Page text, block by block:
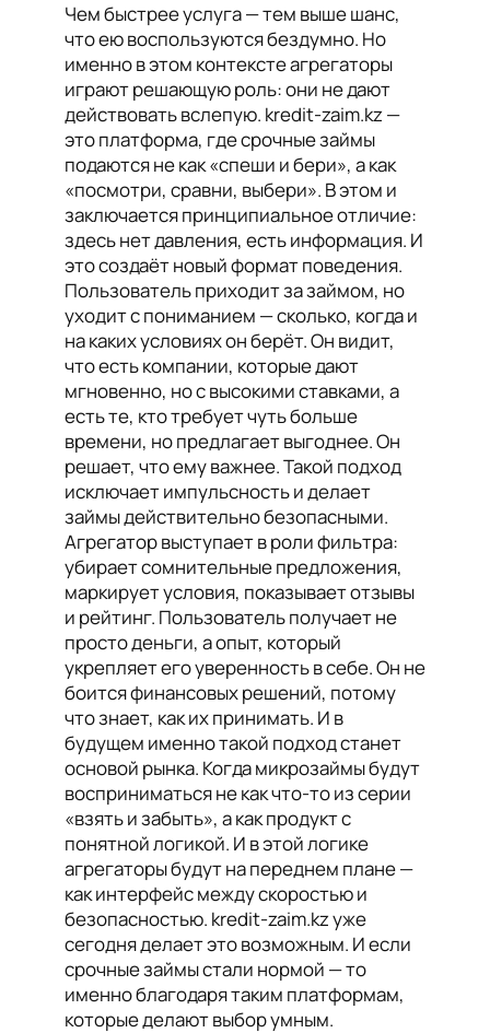
Чем быстрее услуга — тем выше шанс,
что ею воспользуются бездумно. Но
именно в этом контексте агрегаторы
играют решающую роль: они не дают
действовать вслепую. kredit-zaim.kz —
это платформа, где срочные займы
подаются не как «спеши и бери», а как
«посмотри, сравни, выбери». В этом и
заключается принципиальное отличие:
здесь нет давления, есть информация. И
это создаёт новый формат поведения.
Пользователь приходит за займом, но
уходит с пониманием — сколько, когда и
на каких условиях он берёт. Он видит,
что есть компании, которые дают
мгновенно, но с высокими ставками, а
есть те, кто требует чуть больше
времени, но предлагает выгоднее. Он
решает, что ему важнее. Такой подход
исключает импульсность и делает
займы действительно безопасными.
Агрегатор выступает в роли фильтра:
убирает сомнительные предложения,
маркирует условия, показывает отзывы
и рейтинг. Пользователь получает не
просто деньги, а опыт, который
укрепляет его уверенность в себе. Он не
боится финансовых решений, потому
что знает, как их принимать. И в
будущем именно такой подход станет
основой рынка. Когда микрозаймы будут
восприниматься не как что-то из серии
«взять и забыть», а как продукт с
понятной логикой. И в этой логике
агрегаторы будут на переднем плане —
как интерфейс между скоростью и
безопасностью. kredit-zaim.kz уже
сегодня делает это возможным. И если
срочные займы стали нормой — то
именно благодаря таким платформам,
которые делают выбор умным.